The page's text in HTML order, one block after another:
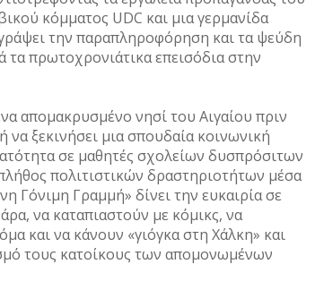
κόμματος UDC και μια γερμανίδα
την παραπληροφόρηση και τα ψεύδη
πρωτοχρονιάτικα επεισόδια στην
απομακρυσμένο νησί του Αιγαίου πριν
ξεκινήσει μια σπουδαία κοινωνική
σε μαθητές σχολείων δυσπρόσιτων
πολιτιστικών δραστηριοτήτων μέσα
Γόνιμη Γραμμή» δίνει την ευκαιρία σε
να καταπιαστούν με κόμικς, να
και να κάνουν «γιόγκα στη Χάλκη» και
τους κατοίκους των απομονωμένων